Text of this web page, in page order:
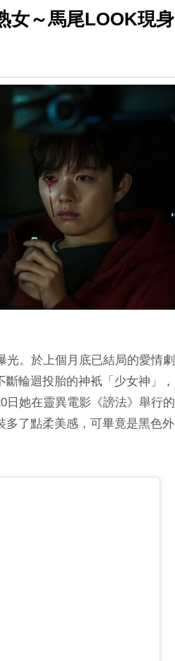
女～馬尾LOOK現身
。於上個月底已結局的愛情劇
輪迴投胎的神衹「少女神」，
日她在靈異電影《謗法》舉行的
了點柔美感，可畢竟是黑色外